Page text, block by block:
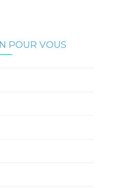
POUR VOUS